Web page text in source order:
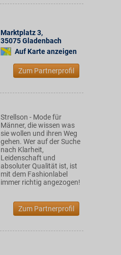
Marktplatz 3,
35075Gladenbach
Auf Karte anzeigen
Zum Partnerprofil
Strellson - Mode für
Männer, die wissen was
sie wollen und ihren Weg
gehen. Wer auf der Suche
nach Klarheit,
Leidenschaft und
absoluter Qualität ist, ist
mit dem Fashionlabel
immer richtig angezogen!
Zum Partnerprofil